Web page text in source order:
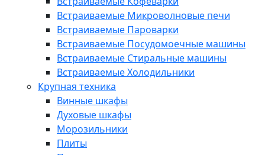
Встраиваемые Микроволновые печи
Встраиваемые Пароварки
Встраиваемые Посудомоечные машины
Встраиваемые Стиральные машины
Встраиваемые Холодильники
Крупная техника
Винные шкафы
Духовые шкафы
Морозильники
Плиты